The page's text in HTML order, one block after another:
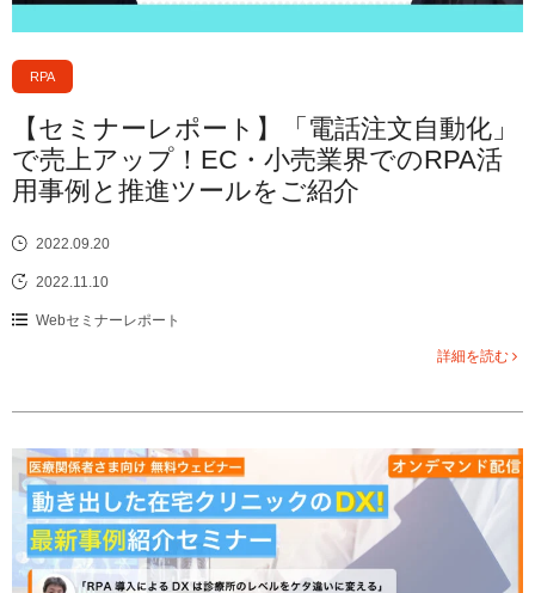
RPA
【セミナーレポート】「電話注文自動化」
で売上アップ！EC・小売業界でのRPA活
用事例と推進ツールをご紹介
2022.09.20
2022.11.10
Webセミナーレポート
詳細を読む